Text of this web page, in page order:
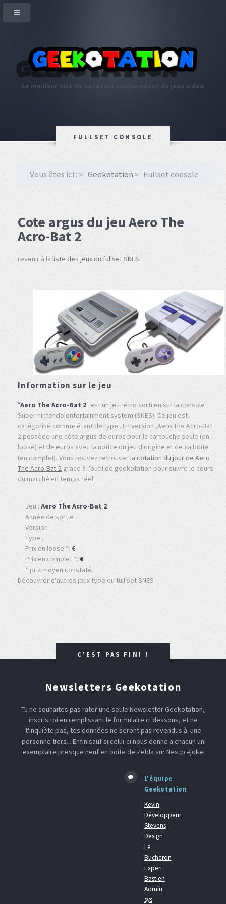
Le meilleur site de cotation indépendant de jeux vidéo
FULLSET CONSOLE
Vous êtes ici : Geekotation Fullset console
Cote argus du jeu Aero The
Acro-Bat 2
revenir à la liste des jeux du fullset SNES
Information sur le jeu
"Aero The Acro-Bat 2" est un jeu rétro sorti en sur la console
Super nintendo entertainment system (SNES). Ce jeu est
catégorisé comme étant de type . En version ,Aero The Acro-Bat
2 possède une côte argus de euros pour la cartouche seule (en
loose) et de euros avec la notice du jeu d'origine et de sa boite
(en complet). Vous pouvez retrouverla cotation du jour de Aero
The Acro-Bat 2 grace à l'outil de geekotation pour suivre le cours
du marché en temps réel.
Jeu : Aero The Acro-Bat 2
Année de sortie :
Version :
Type :
Prix en loose *: €
Prix en complet *: €
* prix moyen constaté.
Découvrer d'autres jeux type du full set SNES :
C'EST PAS FINI !
Newsletters Geekotation
Tu ne souhaites pas rater une seule Newsletter Geekotation,
inscris toi en remplissant le formulaire ci dessous, et ne
t'inquiète pas, tes données ne seront pas revendus à une
personne tiers... Enfin sauf si celui-ci nous donne a chacun un
exemplaire presque neuf en boite de Zelda sur Nes :p #joke
L'équipe
Geekotation
Kevin
Développeur
Stevens
Design
Le
Bucheron
Expert
Bastien
Admin
sys